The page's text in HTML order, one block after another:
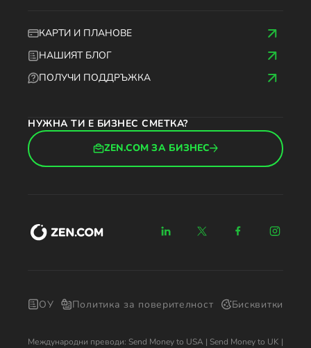
КАРТИ И ПЛАНОВЕ
НАШИЯТ БЛОГ
ПОЛУЧИ ПОДДРЪЖКА
НУЖНА ТИ Е БИЗНЕС СМЕТКА?
ZEN.COM ЗА БИЗНЕС
ОУ Политика за поверителност Бисквитки
Международни преводи: Send Money to USA | Send Money to UK |